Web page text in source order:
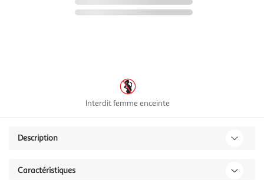
Interdit femme enceinte
Description
Caractéristiques